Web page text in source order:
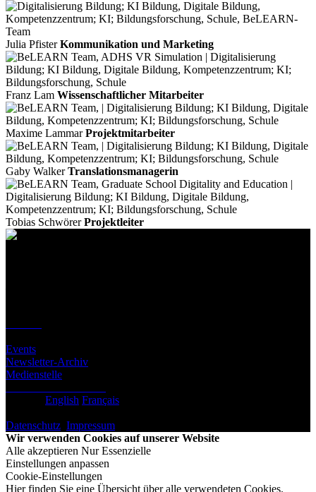
Julia Pfister Kommunikation und Marketing
Franz Lam Wissenschaftlicher Mitarbeiter
Maxime Lammar Projektmitarbeiter
Gaby Walker Translationsmanagerin
Tobias Schwörer Projektleiter
Events
Newsletter-Archiv
Medienstelle
English Français
Datenschutz Impressum
Wir verwenden Cookies auf unserer Website
Alle akzeptieren Nur Essenzielle
Einstellungen anpassen
Cookie-Einstellungen
Hier finden Sie eine Übersicht über alle verwendeten Cookies.